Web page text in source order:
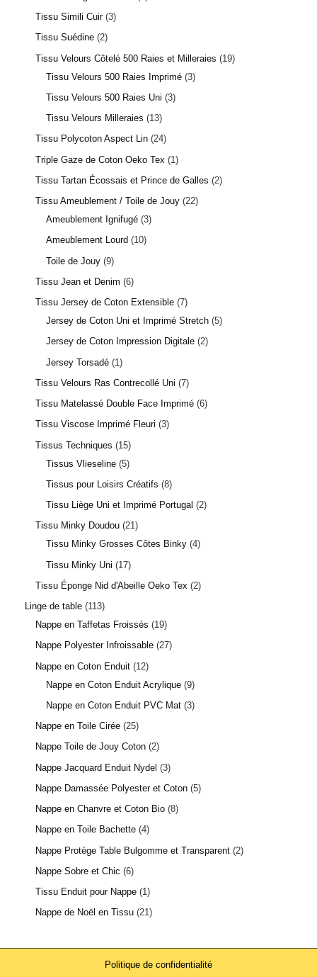
Tissu Simili Cuir 3
Tissu Suédine 2
Tissu Velours Côtelé 500 Raies et Milleraies
19
Tissu Velours 500 Raies Imprimé 3
Tissu Velours 500 Raies Uni 3
Tissu Velours Milleraies
13
Tissu Polycoton Aspect Lin 24
Triple Gaze de Coton Oeko Tex
1
Tissu Tartan Écossais et Prince de Galles
2
Tissu Ameublement / Toile de Jouy 22
Ameublement Ignifugé 3
Ameublement Lourd
10
Toile de Jouy 9
Tissu Jean et Denim 6
Tissu Jersey de Coton Extensible 7
Jersey de Coton Uni et Imprimé Stretch 5
Jersey de Coton Impression Digitale 2
Jersey Torsadé 1
Tissu Velours Ras Contrecollé Uni 7
Tissu Matelassé Double Face Imprimé 6
Tissu Viscose Imprimé Fleuri 3
Tissus Techniques
15
Tissus Vlieseline 5
Tissus pour Loisirs Créatifs 8
Tissu Liège Uni et Imprimé Portugal
2
Tissu Minky Doudou 21
Tissu Minky Grosses Côtes Binky 4
Tissu Minky Uni
17
Tissu Éponge Nid d'Abeille Oeko Tex
2
Linge de table 113
Nappe en Taffetas Froissés
19
Nappe Polyester Infroissable 27
Nappe en Coton Enduit 12
Nappe en Coton Enduit Acrylique 9
Nappe en Coton Enduit PVC Mat 3
Nappe en Toile Cirée 25
Nappe Toile de Jouy Coton 2
Nappe Jacquard Enduit Nydel 3
Nappe Damassée Polyester et Coton 5
Nappe en Chanvre et Coton Bio 8
Nappe en Toile Bachette 4
Nappe Protège Table Bulgomme et Transparent 2
Nappe Sobre et Chic 6
Tissu Enduit pour Nappe 1
Nappe de Noël en Tissu 21
Politique de confidentialité